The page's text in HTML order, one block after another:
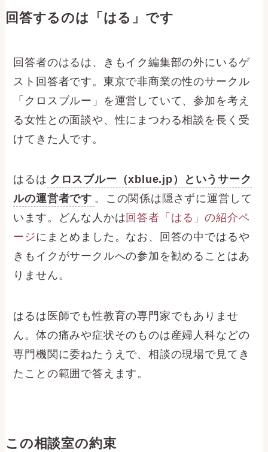
回答するのは「はる」です
回答者のはるは、きもイク編集部の外にいるゲ
スト回答者です。東京で非商業の性のサークル
「クロスブルー」を運営していて、参加を考え
る女性との面談や、性にまつわる相談を長く受
けてきた人です。
はるは クロスブルー（xblue.jp）というサーク
ルの運営者です 。この関係は隠さずに運営して
います。どんな人かは 回答者「はる」の紹介ペ
ージにまとめました。なお、回答の中ではるや
きもイクがサークルへの参加を勧めることはあ
りません。
はるは医師でも性教育の専門家でもありませ
ん。体の痛みや症状そのものは産婦人科などの
専門機関に委ねたうえで、相談の現場で見てき
たことの範囲で答えます。
この相談室の約束